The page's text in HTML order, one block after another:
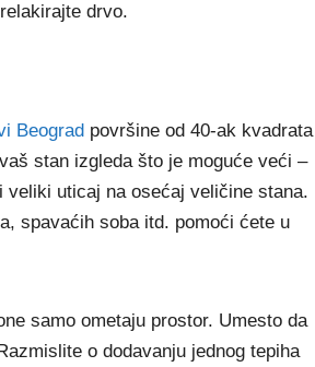
drvo.
Beograd površine od 40-ak kvadrata
stan izgleda što je moguće veći –
uticaj na osećaj veličine stana.
spavaćih soba itd. pomoći ćete u
samo ometaju prostor. Umesto da
o dodavanju jednog tepiha